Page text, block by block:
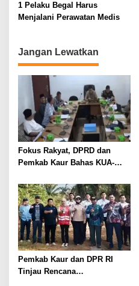
1 Pelaku Begal Harus
Menjalani Perawatan Medis
Jangan Lewatkan
Fokus Rakyat, DPRD dan
Pemkab Kaur Bahas KUA-
Pemkab Kaur dan DPR RI
Tinjau Rencana